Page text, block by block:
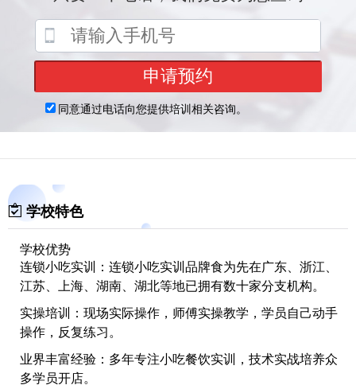
学校特色
学校优势
连锁小吃实训： 连锁小吃实训品牌食为先在广东、浙江、
江苏、上海、湖南、湖北等地已拥有数十家分支机构。
实操培训： 现场实际操作，师傅实操教学，学员自己动手
操作，反复练习。
业界丰富经验： 多年专注小吃餐饮实训，技术实战培养众
多学员开店。